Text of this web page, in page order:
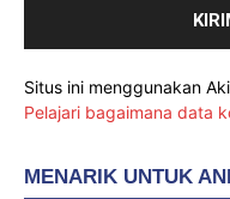
Situs ini menggunakan
Pelajari bagaimana data